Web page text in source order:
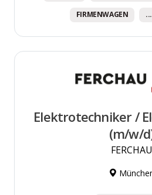
FIRMENWAGEN
Elektrotechniker /
(m/w/
FERCHAU